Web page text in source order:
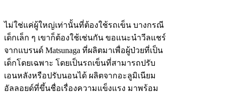
ไม่ใช่แค่ผู้ใหญ่เท่านั้นที่ต้องใช้รถเข็น บางกรณี
เด็กเล็ก ๆ เขาก็ต้องใช้เช่นกัน ขอแนะนำวีลแชร์
จากแบรนด์ Matsunaga ที่ผลิตมาเพื่อผู้ป่วยที่เป็น
เด็กโดยเฉพาะ โดยเป็นรถเข็นที่สามารถปรับ
เอนหลังหรือปรับนอนได้ ผลิตจากอะลูมิเนียม
อัลลอยด์ที่ขึ้นชื่อเรื่องความแข็งแรง มาพร้อม